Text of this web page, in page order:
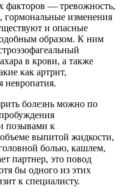
факторов — тревожность,
гормональные изменения
и опасные
образом. К ним
в крови, а также
как артрит,
невропатия.
болезнь можно по
позывами к
выпитой жидкости,
болью, кашлем,
партнер, это повод
бы одного из этих
к специалисту.